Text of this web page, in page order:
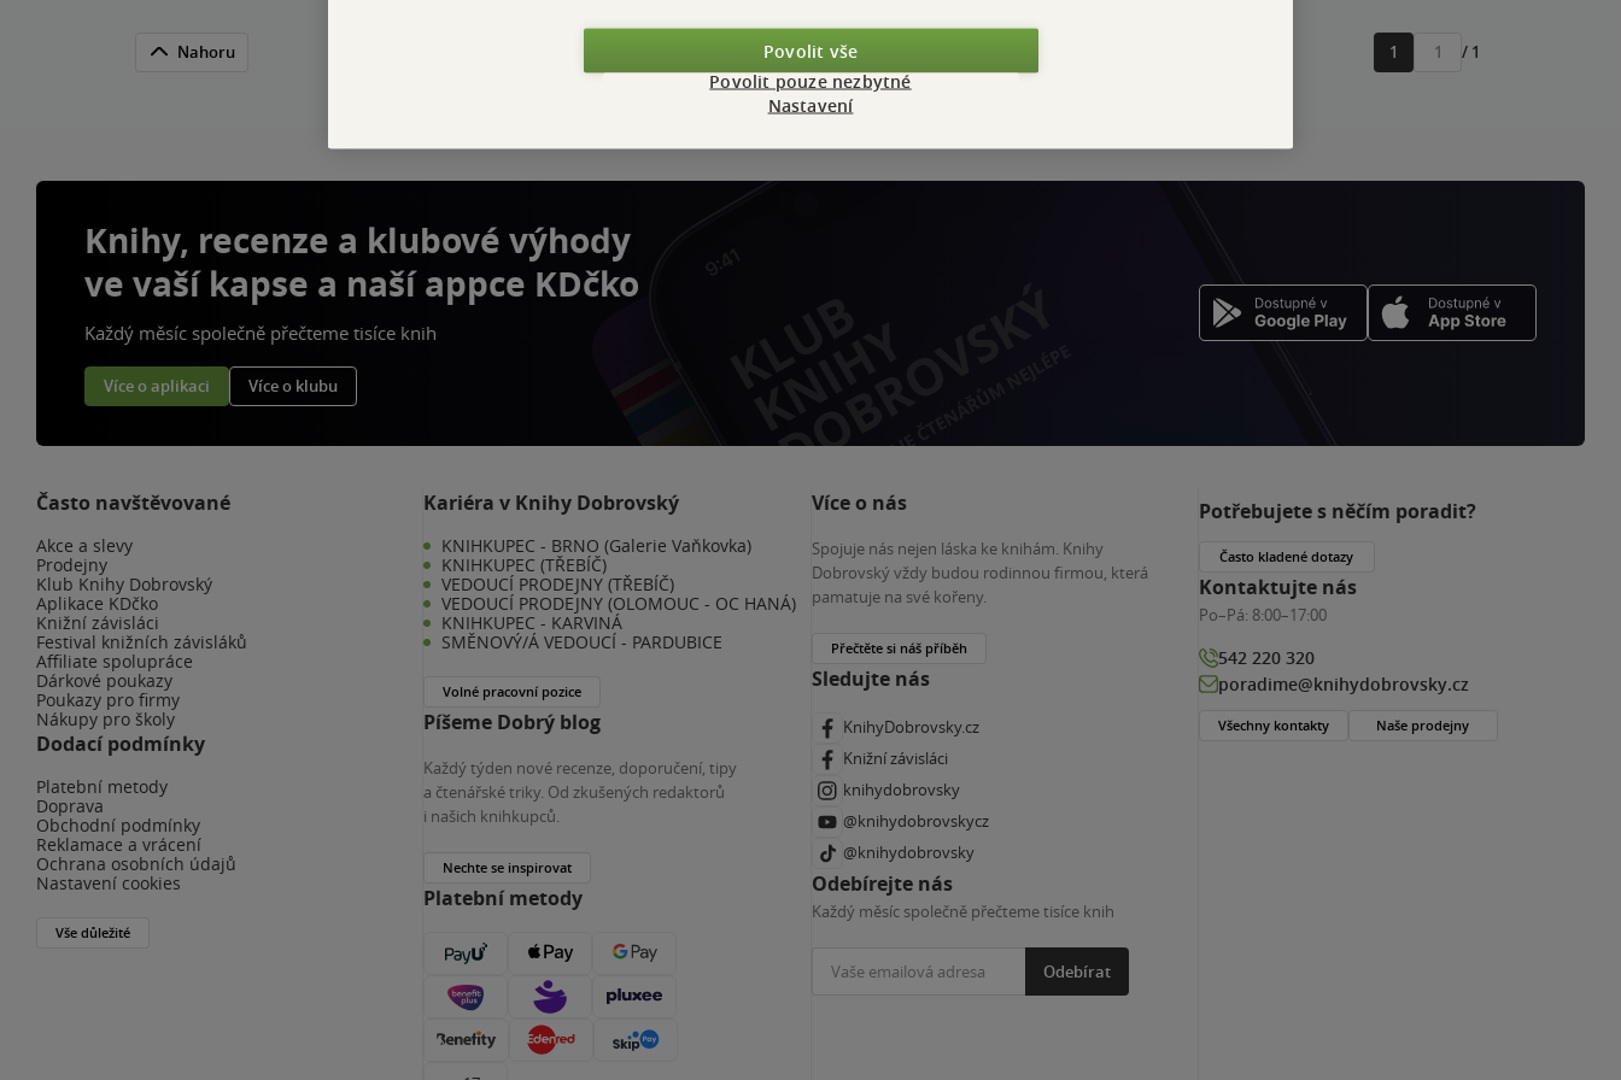
Nahoru
Zobrazeno 20 z 20
1
Přejít
/ 1
Knihy, recenze a klubové výhody
ve vaší kapse a naší appce KDčko
Každý měsíc společně přečteme tisíce knih
Více o aplikaci Více o klubu
Často navštěvované
Akce a slevy
Prodejny
Klub Knihy Dobrovský
Aplikace KDčko
Knižní závisláci
Festival knižních závisláků
Affiliate spolupráce
Dárkové poukazy
Poukazy pro firmy
Nákupy pro školy
Dodací podmínky
Platební metody
Doprava
Obchodní podmínky
Reklamace a vrácení
Ochrana osobních údajů
Nastavení cookies
Vše důležité
Kariéra v Knihy Dobrovský
KNIHKUPEC - BRNO (Galerie Vaňkovka)
KNIHKUPEC (TŘEBÍČ)
VEDOUCÍ PRODEJNY (TŘEBÍČ)
VEDOUCÍ PRODEJNY (OLOMOUC - OC HANÁ)
KNIHKUPEC - KARVINÁ
SMĚNOVÝ/Á VEDOUCÍ - PARDUBICE
Volné pracovní pozice
Píšeme Dobrý blog
Každý týden nové recenze, doporučení, tipy
a čtenářské triky. Od zkušených redaktorů
i našich knihkupců.
Nechte se inspirovat
Platební metody
Více o nás
Spojuje nás nejen láska ke knihám. Knihy
Dobrovský vždy budou rodinnou firmou, která
pamatuje na své kořeny.
Přečtěte si náš příběh
Sledujte nás
KnihyDobrovsky.cz
Knižní závisláci
knihydobrovsky
@knihydobrovskycz
@knihydobrovsky
Odebírejte nás
Každý měsíc společně přečteme tisíce knih
Odebírat
Potřebujete s něčím poradit?
Často kladené dotazy
Kontaktujte nás
Po–Pá: 8:00–17:00
542 220 320
poradime@knihydobrovsky.cz
Všechny kontakty Naše prodejny
Povolit vše
Povolit pouze nezbytné
Nastavení